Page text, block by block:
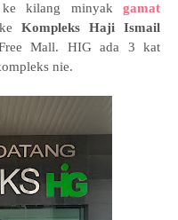
kilang minyak gamat
Kompleks Haji Ismail
Mall. HIG ada 3 kat
nie.